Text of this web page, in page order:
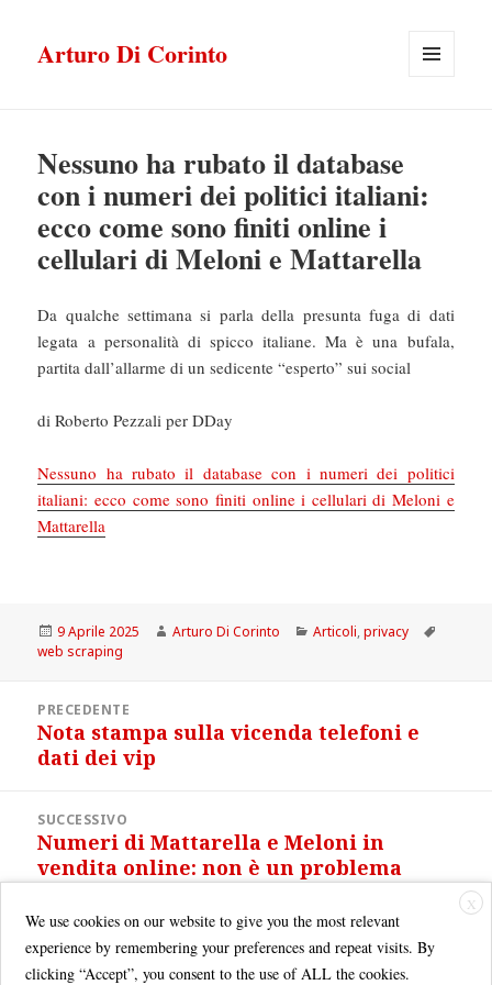
Arturo Di Corinto
Nessuno ha rubato il database
con i numeri dei politici italiani:
ecco come sono finiti online i
cellulari di Meloni e Mattarella
Da qualche settimana si parla della presunta fuga di dati
legata a personalità di spicco italiane. Ma è una bufala,
partita dall’allarme di un sedicente “esperto” sui social
di Roberto Pezzali per DDay
Nessuno ha rubato il database con i numeri dei politici
italiani: ecco come sono finiti online i cellulari di Meloni e
Mattarella
Scritto
il
9 Aprile 2025 Autore
Arturo Di Corinto Categorie
Articoli,privacy
web scraping
articoliPRECEDENTE
Articolo
precedente:
Nota stampa sulla vicenda telefoni e
dati dei vip
SUCCESSIVO
Articolo
successivo:
Numeri di Mattarella e Meloni in
vendita online: non è un problema
X
We use cookies on our website to give you the most relevant
experience by remembering your preferences and repeat visits. By
clicking “Accept”, you consent to the use of ALL the cookies.